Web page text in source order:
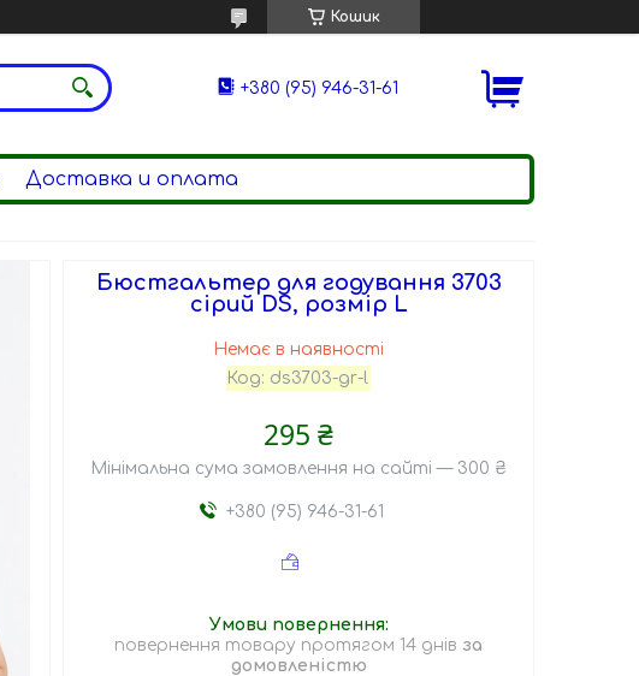
Кошик
+380 (95) 946-31-61
Доставка и оплата
Бюстгальтер для годування 3703
сірий DS, розмір L
Немає в наявності
Код: ds3703-gr-l
295 ₴
Мінімальна сума замовлення на сайті — 300 ₴
+380 (95) 946-31-61
повернення товару протягом 14 днів за
домовленістю